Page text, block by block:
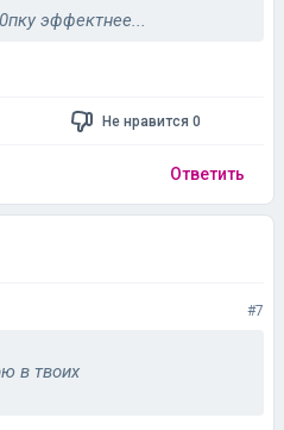
эффектнее...
Не нравится 0
Ответить
#7
в твоих